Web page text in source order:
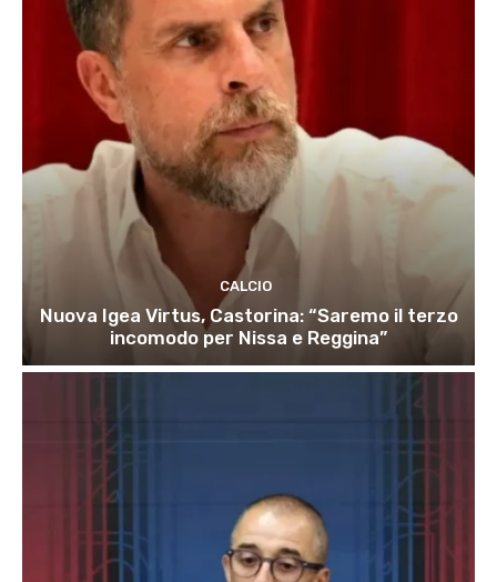
CALCIO
Nuova Igea Virtus, Castorina: “Saremo il terzo
incomodo per Nissa e Reggina”